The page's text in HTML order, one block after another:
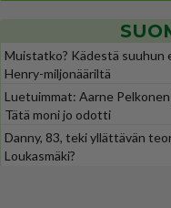
Muistatko? Kädestä suuhun
Henry-miljonääriltä
Luetuimmat: Aarne
Tätä moni jo odotti
Danny, 83, teki yllättävän
Loukasmäki?